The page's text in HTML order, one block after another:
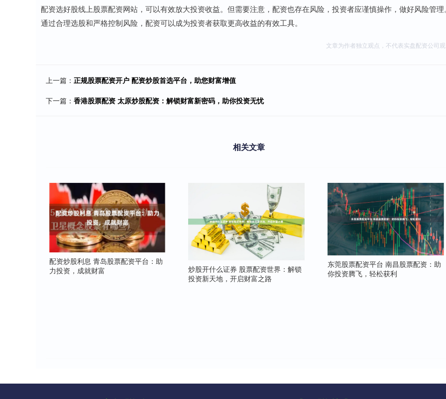
配资选好股线上股票配资网站，可以有效放大投资收益。但需要注意，配资也存在风险，投资者应谨慎操作，做好风险管理
通过合理选股和严格控制风险，配资可以成为投资者获取更高收益的有效工具。
文章为作者独立观点，不代表实盘配资公司
上一篇： 正规股票配资开户 配资炒股首选平台，助您财富增值
下一篇： 香港股票配资 太原炒股配资：解锁财富新密码，助你投资无忧
相关文章
配资炒股利息 青岛股票配资平台：助
力投资，成就财富
炒股开什么证券 股票配资世界：解锁
投资新天地，开启财富之路
东莞股票配资平台 南昌股票配资：助
你投资腾飞，轻松获利